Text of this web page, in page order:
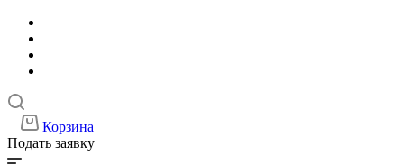
Корзина
Подать заявку